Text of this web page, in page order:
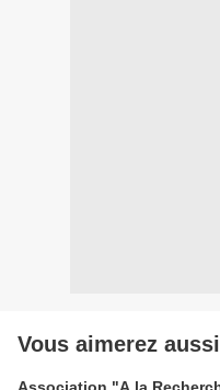
Vous aimerez aussi